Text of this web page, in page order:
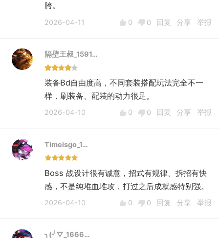
胯。
2026-04-11 0 0 回复 分享 举报
隔壁王叔_1591…
装备Bd自由度高，不同套装搭配玩法完全不一
样，刷装备、配装的动力很足。
2026-04-10 0 0 回复 分享 举报
Timeisgo_1…
Boss 战设计很有诚意，招式有规律、拆招有快
感，不是纯堆血堆攻，打过之后成就感特别强。
2026-04-10 0 0 回复 分享 举报
╮(╯▽_1666…